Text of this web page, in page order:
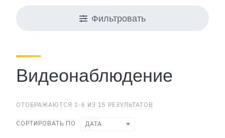
Фильтровать
Видеонаблюдение
ОТОБРАЖАЮТСЯ 1-6 ИЗ 15 РЕЗУЛЬТАТОВ
СОРТИРОВАТЬ ПО ДАТА